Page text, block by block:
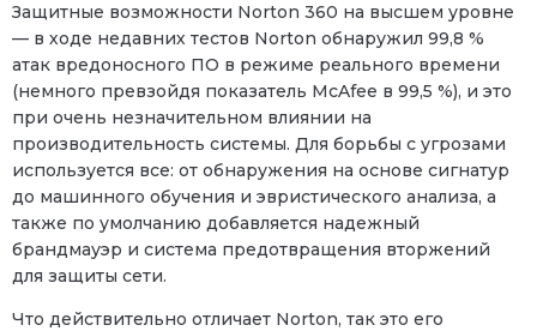
Защитные возможности Norton 360 на высшем уровне
— в ходе недавних тестов Norton обнаружил 99,8 %
атак вредоносного ПО в режиме реального времени
(немного превзойдя показатель McAfee в 99,5 %), и это
при очень незначительном влиянии на
производительность системы. Для борьбы с угрозами
используется все: от обнаружения на основе сигнатур
до машинного обучения и эвристического анализа, а
также по умолчанию добавляется надежный
брандмауэр и система предотвращения вторжений
для защиты сети.
Что действительно отличает Norton, так это его